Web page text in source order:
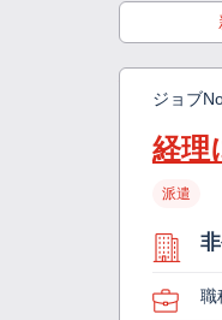
ジョブ
経理
派遣
職